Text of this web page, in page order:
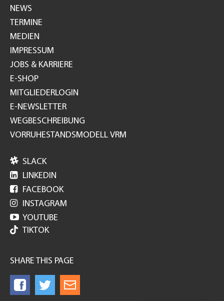
NEWS
TERMINE
MEDIEN
IMPRESSUM
JOBS & KARRIERE
E-SHOP
MITGLIEDERLOGIN
E-NEWSLETTER
WEGBESCHREIBUNG
VORRUHESTANDSMODELL VRM
 SLACK
 LINKEDIN
 FACEBOOK
 INSTAGRAM
 YOUTUBE
TIKTOK
SHARE THIS PAGE